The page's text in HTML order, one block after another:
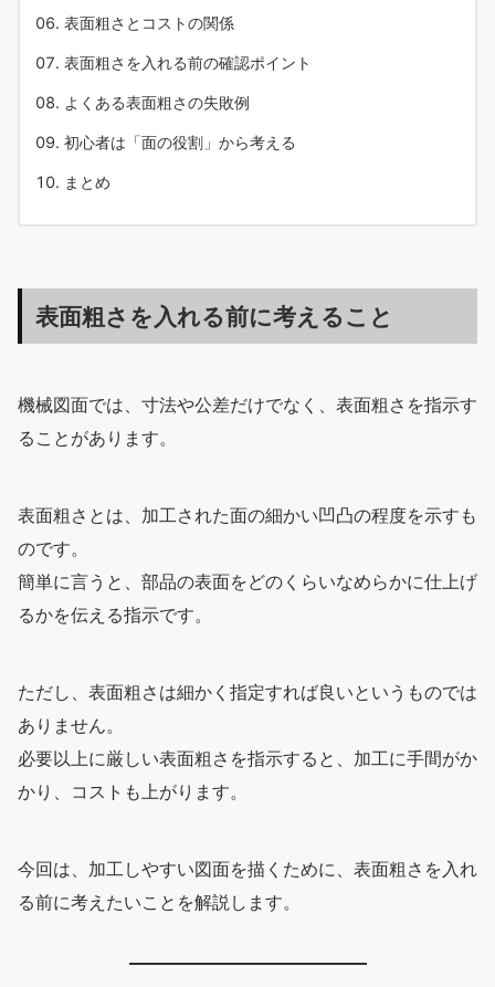
表面粗さとコストの関係
表面粗さを入れる前の確認ポイント
よくある表面粗さの失敗例
初心者は「面の役割」から考える
まとめ
表面粗さを入れる前に考えること
機械図面では、寸法や公差だけでなく、表面粗さを指示す
ることがあります。
表面粗さとは、加工された面の細かい凹凸の程度を示すも
のです。
簡単に言うと、部品の表面をどのくらいなめらかに仕上げ
るかを伝える指示です。
ただし、表面粗さは細かく指定すれば良いというものでは
ありません。
必要以上に厳しい表面粗さを指示すると、加工に手間がか
かり、コストも上がります。
今回は、加工しやすい図面を描くために、表面粗さを入れ
る前に考えたいことを解説します。